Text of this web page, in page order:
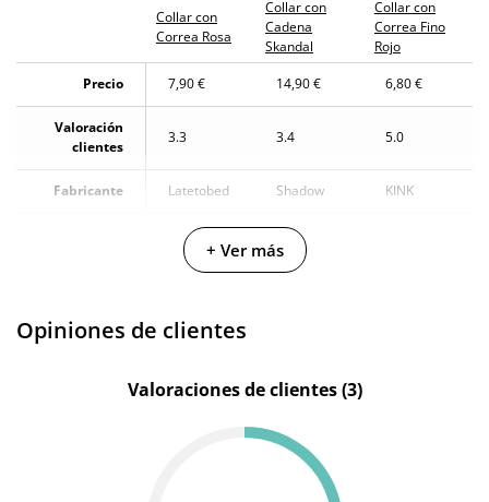
Collar con
Correa Rosa
Collar con
Cadena
Skandal
Collar con
Correa Fino
Rojo
Precio
7,90 € 14,90 € 6,80 €
Valoración
clientes
3.3 3.4 5.0
Fabricante Latetobed Shadow KINK
Rosa Turquesa
+ Ver más
Opiniones de clientes
Valoraciones de clientes (3)